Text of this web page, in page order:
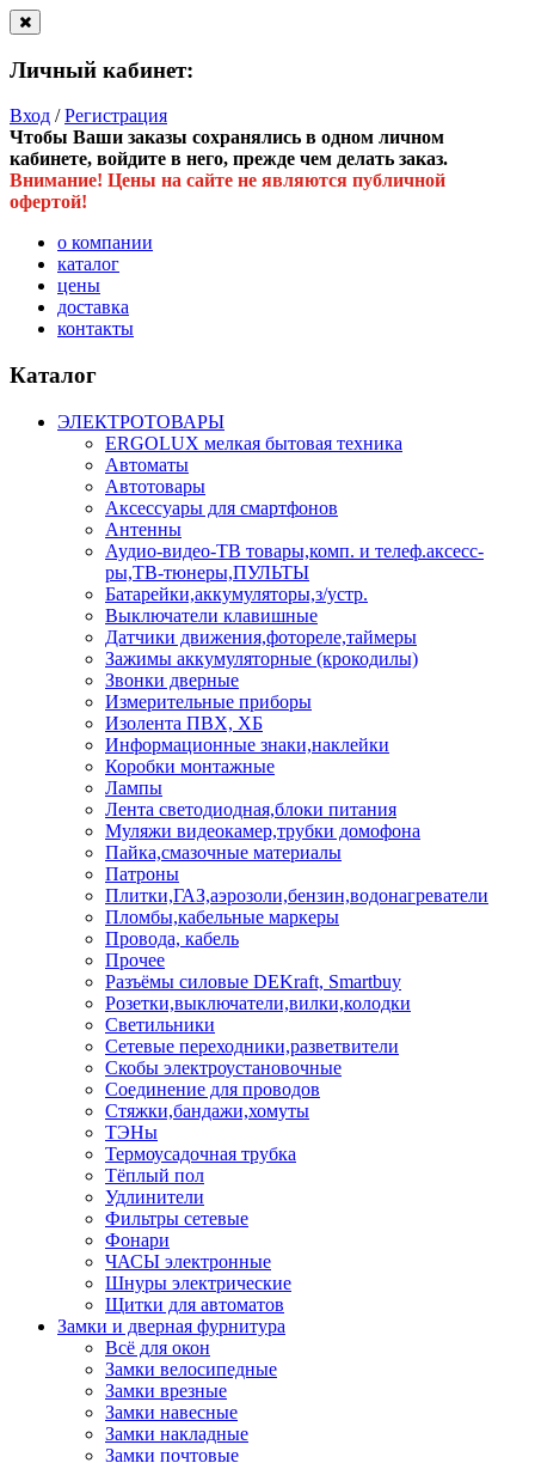
Личный кабинет:
Вход /Регистрация
Чтобы Ваши заказы сохранялись в одном личном
кабинете, войдите в него, прежде чем делать заказ.
Внимание! Цены на сайте не являются публичной
офертой!
о компании
каталог
цены
доставка
контакты
Каталог
ЭЛЕКТРОТОВАРЫ
ERGOLUX мелкая бытовая техника
Автоматы
Автотовары
Аксессуары для смартфонов
Антенны
Аудио-видео-ТВ товары,комп. и телеф.аксесс-
ры,ТВ-тюнеры,ПУЛЬТЫ
Батарейки,аккумуляторы,з/устр.
Выключатели клавишные
Датчики движения,фотореле,таймеры
Зажимы аккумуляторные (крокодилы)
Звонки дверные
Измерительные приборы
Изолента ПВХ, ХБ
Информационные знаки,наклейки
Коробки монтажные
Лампы
Лента светодиодная,блоки питания
Муляжи видеокамер,трубки домофона
Пайка,смазочные материалы
Патроны
Плитки,ГАЗ,аэрозоли,бензин,водонагреватели
Пломбы,кабельные маркеры
Провода, кабель
Прочее
Разъёмы силовые DEKraft, Smartbuy
Розетки,выключатели,вилки,колодки
Светильники
Сетевые переходники,разветвители
Скобы электроустановочные
Соединение для проводов
Стяжки,бандажи,хомуты
ТЭНы
Термоусадочная трубка
Тёплый пол
Удлинители
Фильтры сетевые
Фонари
ЧАСЫ электронные
Шнуры электрические
Щитки для автоматов
Замки и дверная фурнитура
Всё для окон
Замки велосипедные
Замки врезные
Замки навесные
Замки накладные
Замки почтовые